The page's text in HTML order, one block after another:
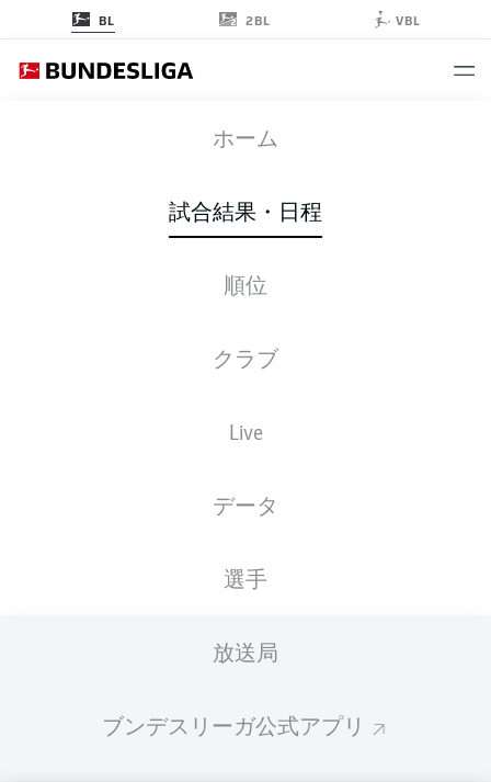
BL 2BL VBL
ホーム
試合結果・日程
順位
クラブ
Live
データ
選手
放送局
ブンデスリーガ公式アプリ
SCP KOE
スターティングメンバー
スターティングメンバーは試合開始の 60分前